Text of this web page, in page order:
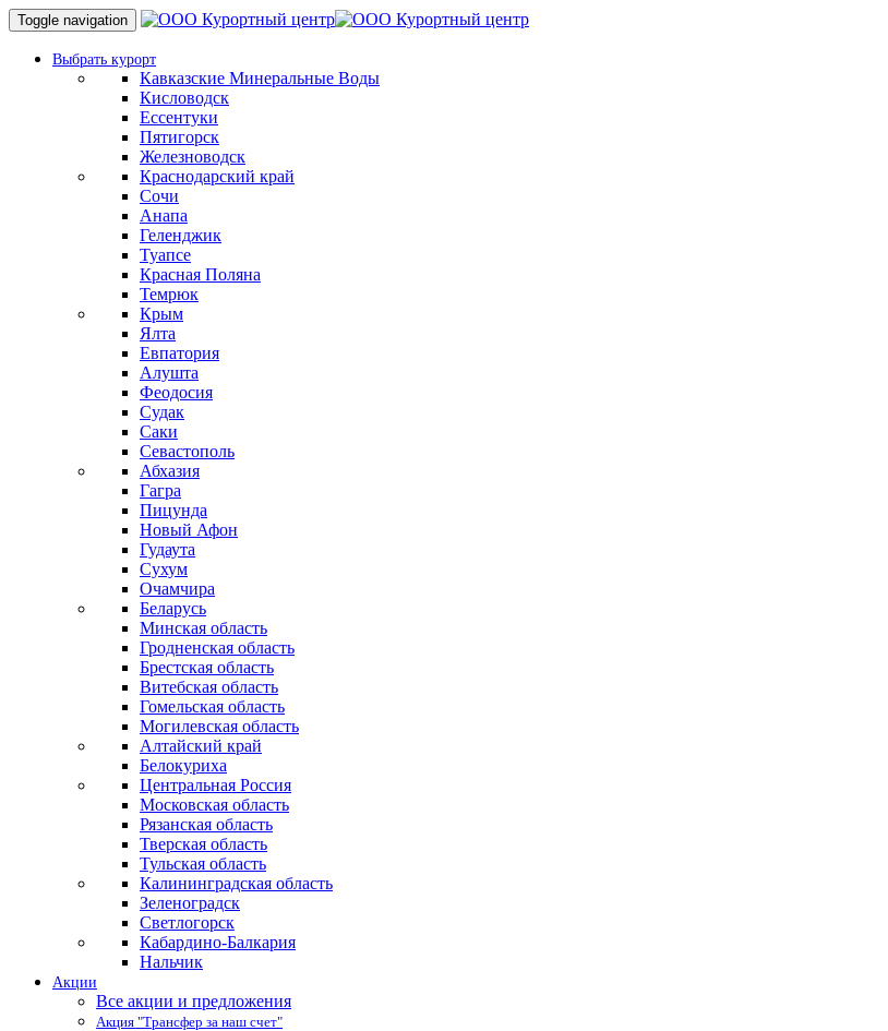
Toggle navigation
Выбрать курорт
Кавказские Минеральные Воды
Кисловодск
Ессентуки
Пятигорск
Железноводск
Краснодарский край
Сочи
Анапа
Геленджик
Туапсе
Красная Поляна
Темрюк
Крым
Ялта
Евпатория
Алушта
Феодосия
Судак
Саки
Севастополь
Абхазия
Гагра
Пицунда
Новый Афон
Гудаута
Сухум
Очамчира
Беларусь
Минская область
Гродненская область
Брестская область
Витебская область
Гомельская область
Могилевская область
Алтайский край
Белокуриха
Центральная Россия
Московская область
Рязанская область
Тверская область
Тульская область
Калининградская область
Зеленоградск
Светлогорск
Кабардино-Балкария
Нальчик
Акции
Все акции и предложения
Акция "Трансфер за наш счет"